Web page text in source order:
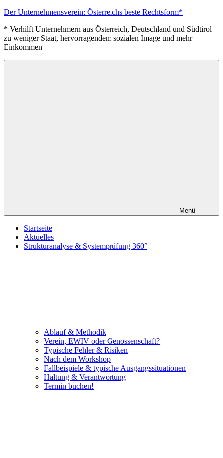
Zum
springen
Der Unternehmensverein: Österreichs beste Rechtsform*
* Verhilft Unternehmern aus Österreich, Deutschland und Südtirol
zu weniger Staat, hervorragendem sozialen Image und mehr
Einkommen
Menü
Startseite
Aktuelles
Strukturanalyse & Systemprüfung 360°
Ablauf & Methodik
Verein, EWIV oder Genossenschaft?
Typische Fehler & Risiken
Nach dem Workshop
Fallbeispiele & typische Ausgangssituationen
Haltung & Verantwortung
Termin buchen!